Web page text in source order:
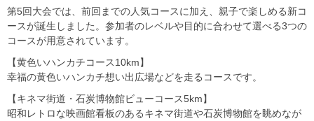
第5回大会では、前回までの人気コースに加え、親子で楽しめる新コ
ースが誕生しました。参加者のレベルや目的に合わせて選べる3つの
コースが用意されています。
【黄色いハンカチコース10km】
幸福の黄色いハンカチ想い出広場などを走るコースです。
【キネマ街道・石炭博物館ビューコース5km】
昭和レトロな映画館看板のあるキネマ街道や石炭博物館を眺めなが